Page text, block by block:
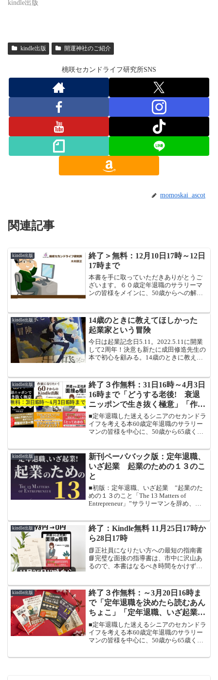
kindle出版
kindle出版 開運神社のご紹介
桃咲セカンドライフ研究所SNS
momoskai_ascot
関連記事
kindle出版
終了＞無料：12月10日17時～12日
17時まで
本書を手に取っていただきありがとうご
ざいます。６０歳定年退職のサラリーマ
ンの皆様をメインに、50歳からへの解説
を、どうすればいいのか」、退職金、税
金、投資、年金、保険、健康、全く未知
の世界で一人ぼっち、それらを、筆者の
体験をもとに、時時系列で整理した「あ
んちょこ」です。コンテンツは、大きく
わけて、、大きくわけて、「定年前にや
ってきた８つのこと」「定年後にやった
か？」
kindle出版
14歳のときに教えてほしかった
起業家という冒険
今日は起業記念日5.11。2022.5.11に開業
して2周年！決意も新たに成田修造先生の
本で初心を顧みる。14歳のときに教えて
kindle出版
終了３作無料：31日16時～4月3日
16時まで「どうする老後! 衰退
ニッポンで生き抜く極意」「作家
になりたい！６０才からのkindle
出版」「派遣から正社員！ 面接
の極意」
■定年退職した迷えるシニアのセカンドラ
イフを考える本60歳定年退職のサラリー
マンの皆様を中心に、50歳から65歳くら
退職を決めてから退職後の前後1年間に
「いつ、なにを、どうすればいいの
か」、退職金、税金、投資、年金、保
険、健康、全く未知の世界で一人ぼっ
ち、それらを、筆者の体験をもとに、時
系列で整理した「あんちょこ」です。コ
ンテンツは、大きくわけて、「定年前に
やってきた８つのこと」「定年後にやっ
kindle出版
新刊ペーパバック版：定年退職、
いざ起業 起業のための１３のこ
と
■初版：定年退職、いざ起業 ”起業のた
めの１３のこと「The 13 Matters of
Entrepreneur」”サラリーマンを辞め、起
要な「１３のこと」を筆者の経験から書
き下ろしました。起業すると決意してか
ら、「いつ、なにを、どうすればいいの
か？」を、「１３のこと」に整理した
「あんちょこ」です。読者様が、最短最
速で起業いただければ、感涙で御座いま
す
kindle出版
終了：Kindle無料 11月25日17時か
ら28日17時
📗正社員になりたい方への最短の指南書
📘完璧な面接の指導書は、市中に沢山あ
るので、本書はなるべき時間をかけず
す。「とっておきの一つ」なので、盛り
だくさんではありません。い...
kindle出版
終了３作無料：～3月20日16時ま
で「定年退職を決めたら読むあん
ちょこ」「定年退職、いざ起業！
起業のための１３のこと」「作家
になりたい！６０才からのkindle
出版」、二作99円：「どうする老
■定年退職した迷えるシニアのセカンドラ
イフを考える本60歳定年退職のサラリー
マンの皆様を中心に、50歳から65歳くら
退職を決めてから退職後の前後1年間に